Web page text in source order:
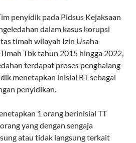
penyidik pada Pidsus Kejaksaan
dalam kasus korupsi
timah wilayah Izin Usaha
Tbk tahun 2015 hingga 2022,
terdapat proses penghalang-
menetapkan inisial RT sebagai
penyidikan.
1 orang berinisial TT
yang dengan sengaja
atau tidak langsung terkait